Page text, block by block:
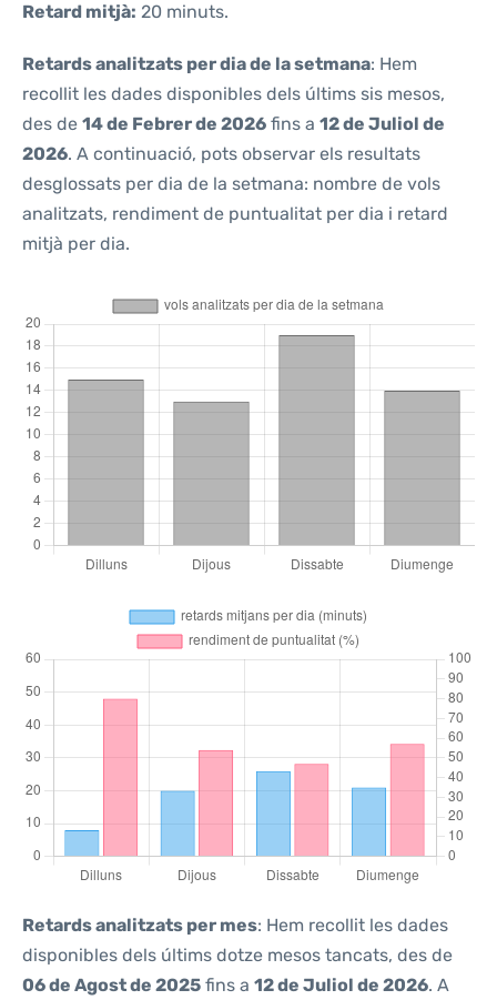
Retard mitjà: 20 minuts.
Retards analitzats per dia de la setmana: Hem
recollit les dades disponibles dels últims sis mesos,
des de 14 de Febrer de 2026 fins a 12 de Juliol de
2026. A continuació, pots observar els resultats
desglossats per dia de la setmana: nombre de vols
analitzats, rendiment de puntualitat per dia i retard
mitjà per dia.
Retards analitzats per mes: Hem recollit les dades
disponibles dels últims dotze mesos tancats, des de
06 de Agost de 2025 fins a 12 de Juliol de 2026. A